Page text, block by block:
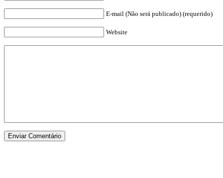
E-mail (Não será publicado) (requerido)
Website